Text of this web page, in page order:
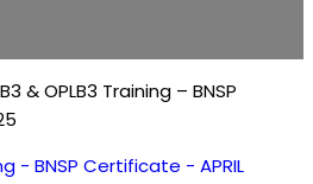
& OPLB3 Training – BNSP